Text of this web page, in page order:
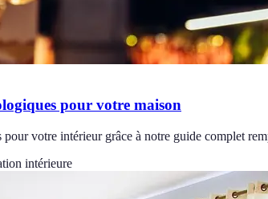
pour votre maison
votre intérieur grâce à notre guide complet
intérieure